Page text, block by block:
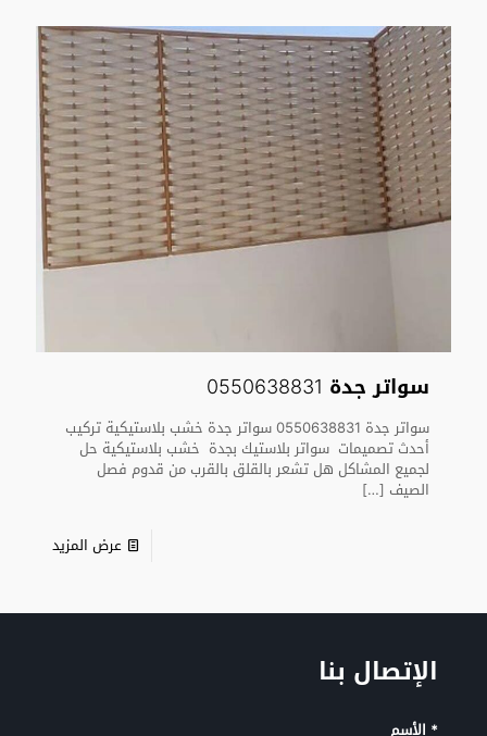
سواتر جدة 0550638831
سواتر جدة 0550638831 سواتر جدة خشب بلاستيكية تركيب
أحدث تصميمات سواتر بلاستيك بجدة خشب بلاستيكية حل
لجميع المشاكل هل تشعر بالقلق بالقرب من قدوم فصل
الصيف […]
عرض المزيد
الإتصال بنا
* الأسم